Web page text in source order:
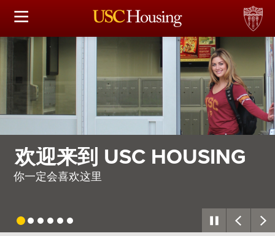
住房选择
财务实事资讯
会议资讯
常见问题解答
欢迎来到 USC HOUSING
你一定会喜欢这里